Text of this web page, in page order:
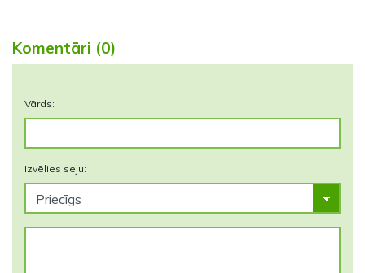
Komentāri (0)
Vārds:
Izvēlies seju: